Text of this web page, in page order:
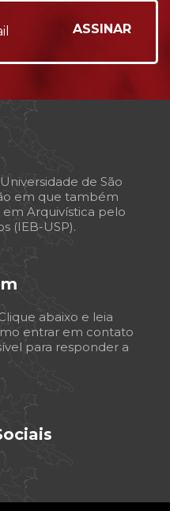
de São
em que também
Arquivística pelo
(IEB-USP).
abaixo e leia
entrar em contato
para responder a